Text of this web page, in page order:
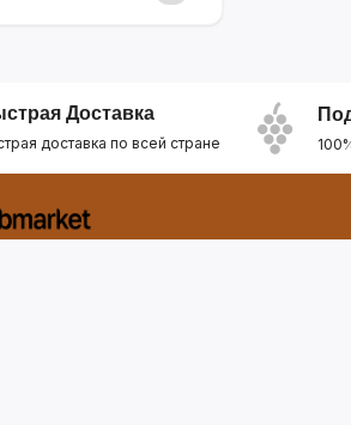
2
7
0
Доставка
доставка по всей стране